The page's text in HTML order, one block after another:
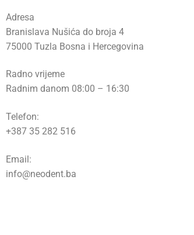
Adresa
Branislava Nušića do broja 4
75000 Tuzla Bosna i Hercegovina
Radno vrijeme
Radnim danom 08:00 – 16:30
Telefon:
+387 35 282 516
Email:
info@neodent.ba